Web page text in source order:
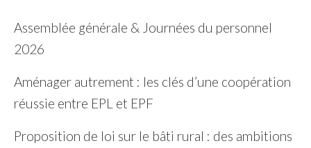
Assemblée générale & Journées du personnel
2026
Aménager autrement : les clés d’une coopération
réussie entre EPL et EPF
Proposition de loi sur le bâti rural : des ambitions